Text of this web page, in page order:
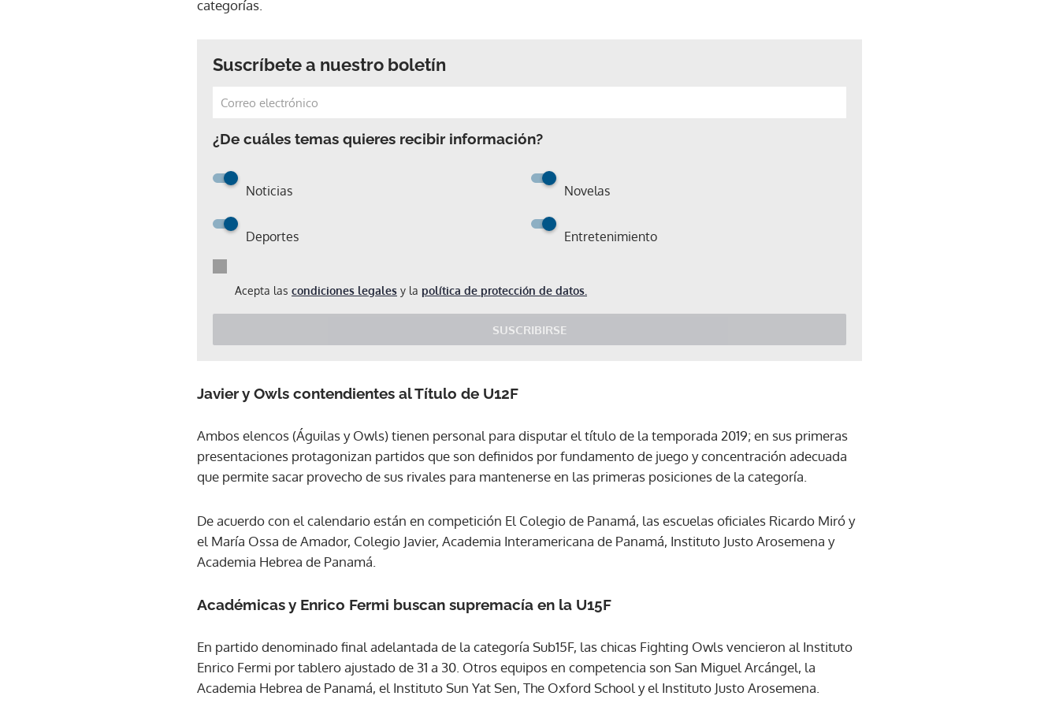
categorías.
Suscríbete a nuestro boletín
¿De cuáles temas quieres recibir información?
Noticias Novelas
Deportes Entretenimiento
Acepta las condiciones legales y la política de protección de datos.
SUSCRIBIRSE
Gracias por suscribirte a nuestro boletín.
ACEPTAR
Javier y Owls contendientes al Título de U12F
Ambos elencos (Águilas y Owls) tienen personal para disputar el título de la temporada 2019; en sus primeras
presentaciones protagonizan partidos que son definidos por fundamento de juego y concentración adecuada
que permite sacar provecho de sus rivales para mantenerse en las primeras posiciones de la categoría.
De acuerdo con el calendario están en competición El Colegio de Panamá, las escuelas oficiales Ricardo Miró y
el María Ossa de Amador, Colegio Javier, Academia Interamericana de Panamá, Instituto Justo Arosemena y
Academia Hebrea de Panamá.
Académicas y Enrico Fermi buscan supremacía en la U15F
En partido denominado final adelantada de la categoría Sub15F, las chicas Fighting Owls vencieron al Instituto
Enrico Fermi por tablero ajustado de 31 a 30. Otros equipos en competencia son San Miguel Arcángel, la
Academia Hebrea de Panamá, el Instituto Sun Yat Sen, The Oxford School y el Instituto Justo Arosemena.